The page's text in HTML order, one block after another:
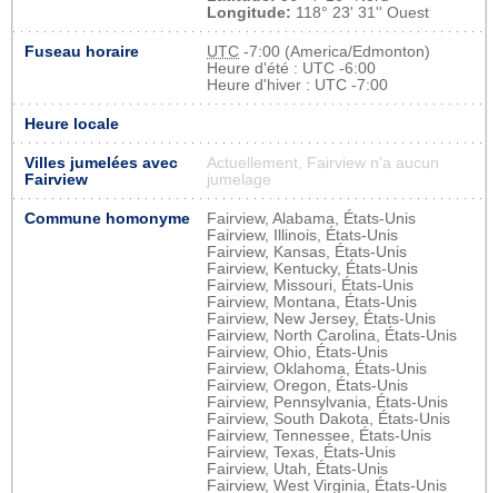
Longitude: 118° 23' 31'' Ouest
Fuseau horaire UTC -7:00 (America/Edmonton)
Heure d'été : UTC -6:00
Heure d'hiver : UTC -7:00
Heure locale
Villes jumelées avec
Fairview
Actuellement, Fairview n'a aucun
jumelage
Commune homonyme
Fairview, Alabama, États-Unis
Fairview, Illinois, États-Unis
Fairview, Kansas, États-Unis
Fairview, Kentucky, États-Unis
Fairview, Missouri, États-Unis
Fairview, Montana, États-Unis
Fairview, New Jersey, États-Unis
Fairview, North Carolina, États-Unis
Fairview, Ohio, États-Unis
Fairview, Oklahoma, États-Unis
Fairview, Oregon, États-Unis
Fairview, Pennsylvania, États-Unis
Fairview, South Dakota, États-Unis
Fairview, Tennessee, États-Unis
Fairview, Texas, États-Unis
Fairview, Utah, États-Unis
Fairview, West Virginia, États-Unis